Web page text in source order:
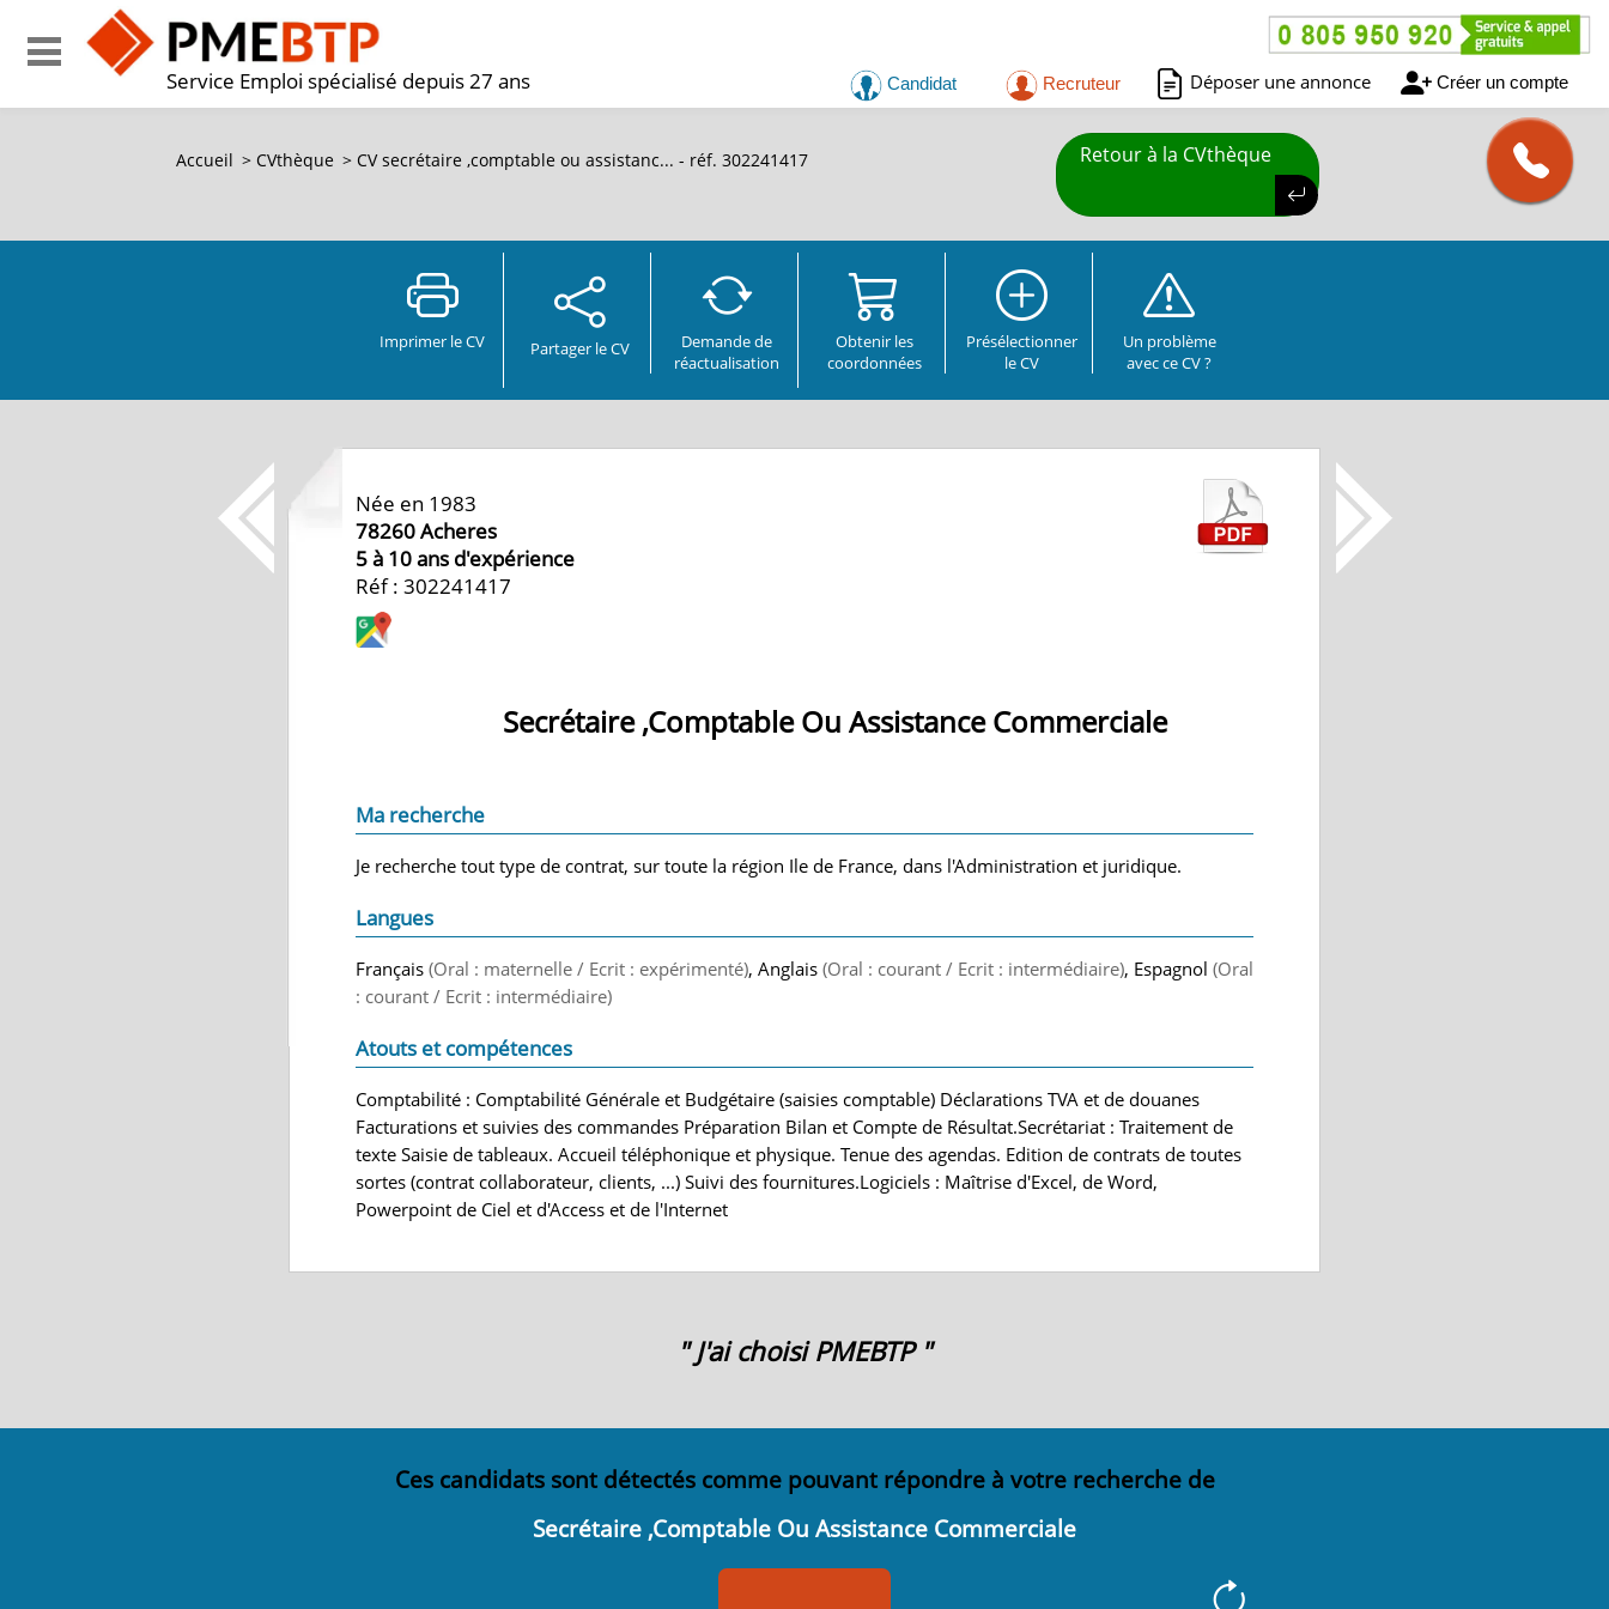
Service Emploi spécialisé depuis 27 ans Candidat Recruteur Déposer une annonce Créer un compte
Accueil > CVthèque > CVsecrétaire ,comptable ou assistanc... - réf. 302241417 Retour à la CVthèque
Imprimer le CV Partager le CV
Demande de
réactualisation
Obtenir les
coordonnées
Présélectionner
le CV
Un problème
avec ce CV ?
Née en 1983
78260Acheres
5 à 10 ans d'expérience
Réf : 302241417
Secrétaire ,Comptable Ou Assistance Commerciale
Ma recherche
Je recherche tout type de contrat, sur toute la région Ile de France, dans l'Administration et juridique.
Langues
Français (Oral : maternelle / Ecrit : expérimenté), Anglais (Oral : courant / Ecrit : intermédiaire), Espagnol (Oral
: courant / Ecrit : intermédiaire)
Atouts et compétences
Comptabilité : Comptabilité Générale et Budgétaire (saisies comptable) Déclarations TVA et de douanes
Facturations et suivies des commandes Préparation Bilan et Compte de Résultat.Secrétariat : Traitement de
texte Saisie de tableaux. Accueil téléphonique et physique. Tenue des agendas. Edition de contrats de toutes
sortes (contrat collaborateur, clients, ...) Suivi des fournitures.Logiciels : Maîtrise d'Excel, de Word,
Powerpoint de Ciel et d'Access et de l'Internet
" J'ai choisi PMEBTP "
Ces candidats sont détectés comme pouvant répondre à votre recherche de
Secrétaire ,Comptable Ou Assistance Commerciale